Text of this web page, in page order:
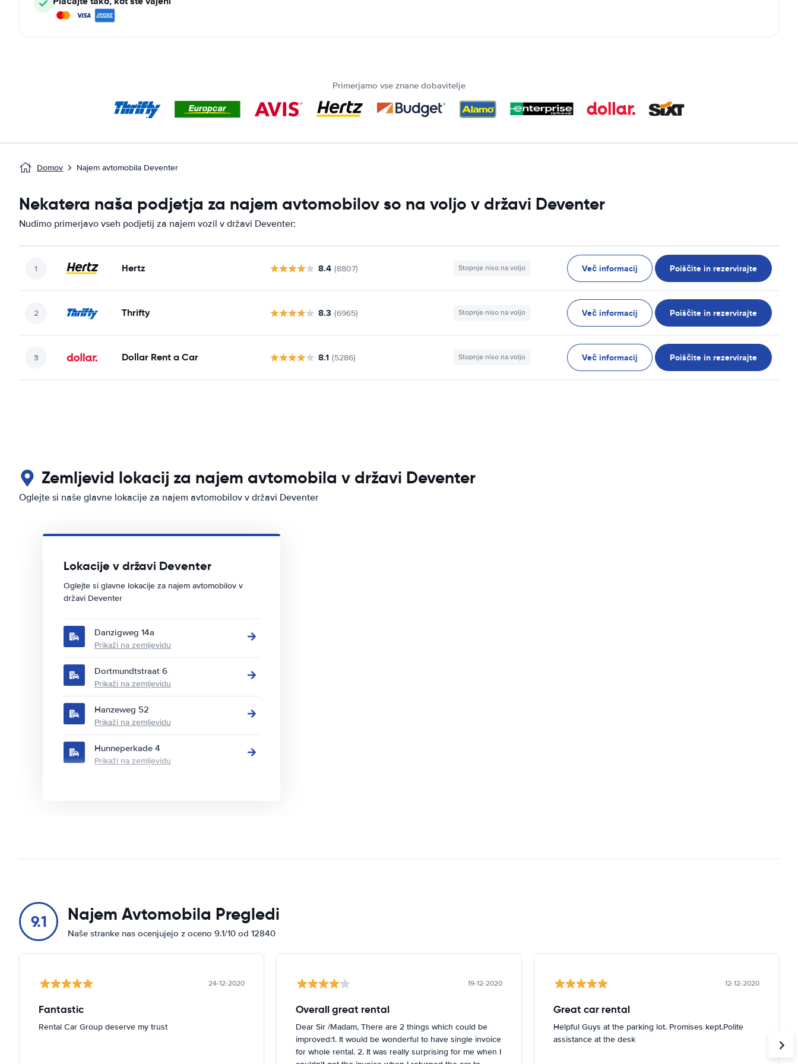
Primerjamo vse znane dobavitelje
Domov Najem avtomobila Deventer
Nekatera naša podjetja za najem avtomobilov so na voljo v državi Deventer
Nudimo primerjavo vseh podjetij za najem vozil v državi Deventer:
Hertz 8.4 (8807) Stopnje niso na voljo Več informacij Poiščite in rezervirajte
Thrifty 8.3 (6965) Stopnje niso na voljo Več informacij Poiščite in rezervirajte
Dollar Rent a Car 8.1 (5286) Stopnje niso na voljo Več informacij Poiščite in rezervirajte
Zemljevid lokacij za najem avtomobila v državi Deventer
Oglejte si naše glavne lokacije za najem avtomobilov v državi Deventer
Lokacije v državi Deventer
Oglejte si glavne lokacije za najem avtomobilov v
državi Deventer
Danzigweg 14a
Prikaži na zemljevidu
Dortmundtstraat 6
Prikaži na zemljevidu
Hanzeweg 52
Prikaži na zemljevidu
Hunneperkade 4
Prikaži na zemljevidu
9.1 Najem Avtomobila Pregledi
Naše stranke nas ocenjujejo z oceno 9.1/10 od 12840
24-12-2020
Fantastic
Rental Car Group deserve my trust
19-12-2020
Overall great rental
Dear Sir /Madam, There are 2 things which could be
improved:1. It would be wonderful to have single invoice
for whole rental. 2. It was really surprising for me when I
12-12-2020
Great car rental
Helpful Guys at the parking lot. Promises kept.Polite
assistance at the desk